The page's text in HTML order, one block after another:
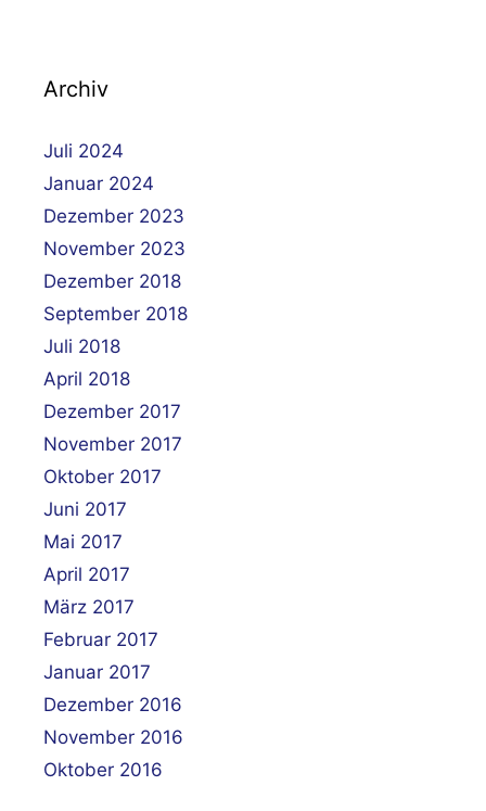
Archiv
Juli 2024
Januar 2024
Dezember 2023
November 2023
Dezember 2018
September 2018
Juli 2018
April 2018
Dezember 2017
November 2017
Oktober 2017
Juni 2017
Mai 2017
April 2017
März 2017
Februar 2017
Januar 2017
Dezember 2016
November 2016
Oktober 2016